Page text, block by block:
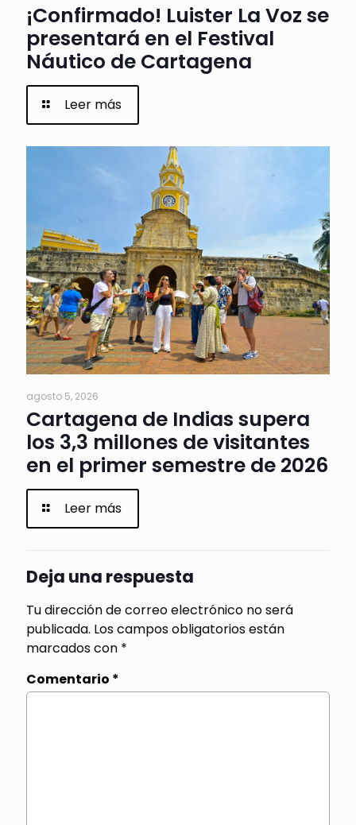
¡Confirmado! Luister La Voz se
presentará en el Festival
Náutico de Cartagena
Leer más
agosto 5, 2026
Cartagena de Indias supera
los 3,3 millones de visitantes
en el primer semestre de 2026
Leer más
Deja una respuesta
Tu dirección de correo electrónico no será
publicada. Los campos obligatorios están
marcados con *
Comentario *